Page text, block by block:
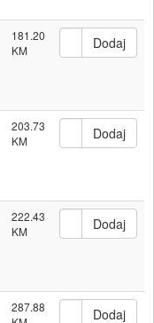
181.20
203.73
222.43
287.88